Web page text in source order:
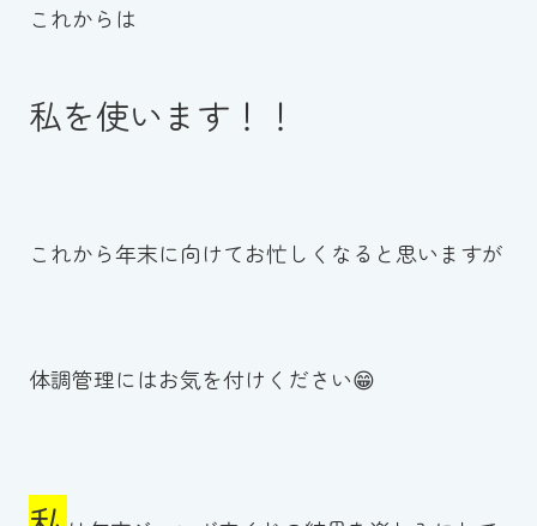
これからは
私を使います！！
これから年末に向けてお忙しくなると思いますが
体調管理にはお気を付けください😁